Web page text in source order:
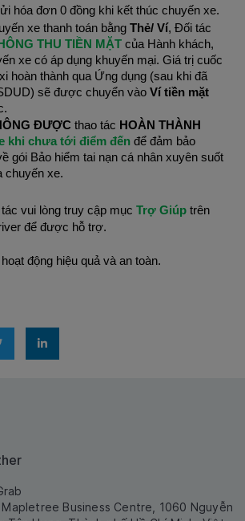
hóa đơn 0 đồng khi kết thúc chuyến xe.
xe thanh toán bằng Thẻ/ Ví, Đối tác
THU TIỀN MẶT của Hành khách,
xe có áp dụng khuyến mại. Giá trị cuốc
hoàn thành qua Ứng dụng (sau khi đã
sẽ được chuyển vào Ví tiền mặt
ĐƯỢC thao tác HOÀN THÀNH
khi chưa tới điểm đến để đảm bảo
gói Bảo hiểm tai nạn cá nhân xuyên suốt
chuyến xe.
vui lòng truy cập mục Trợ Giúp trên
để được hỗ trợ.
động hiệu quả và an toàn.
Business Centre, 1060 Nguyễn